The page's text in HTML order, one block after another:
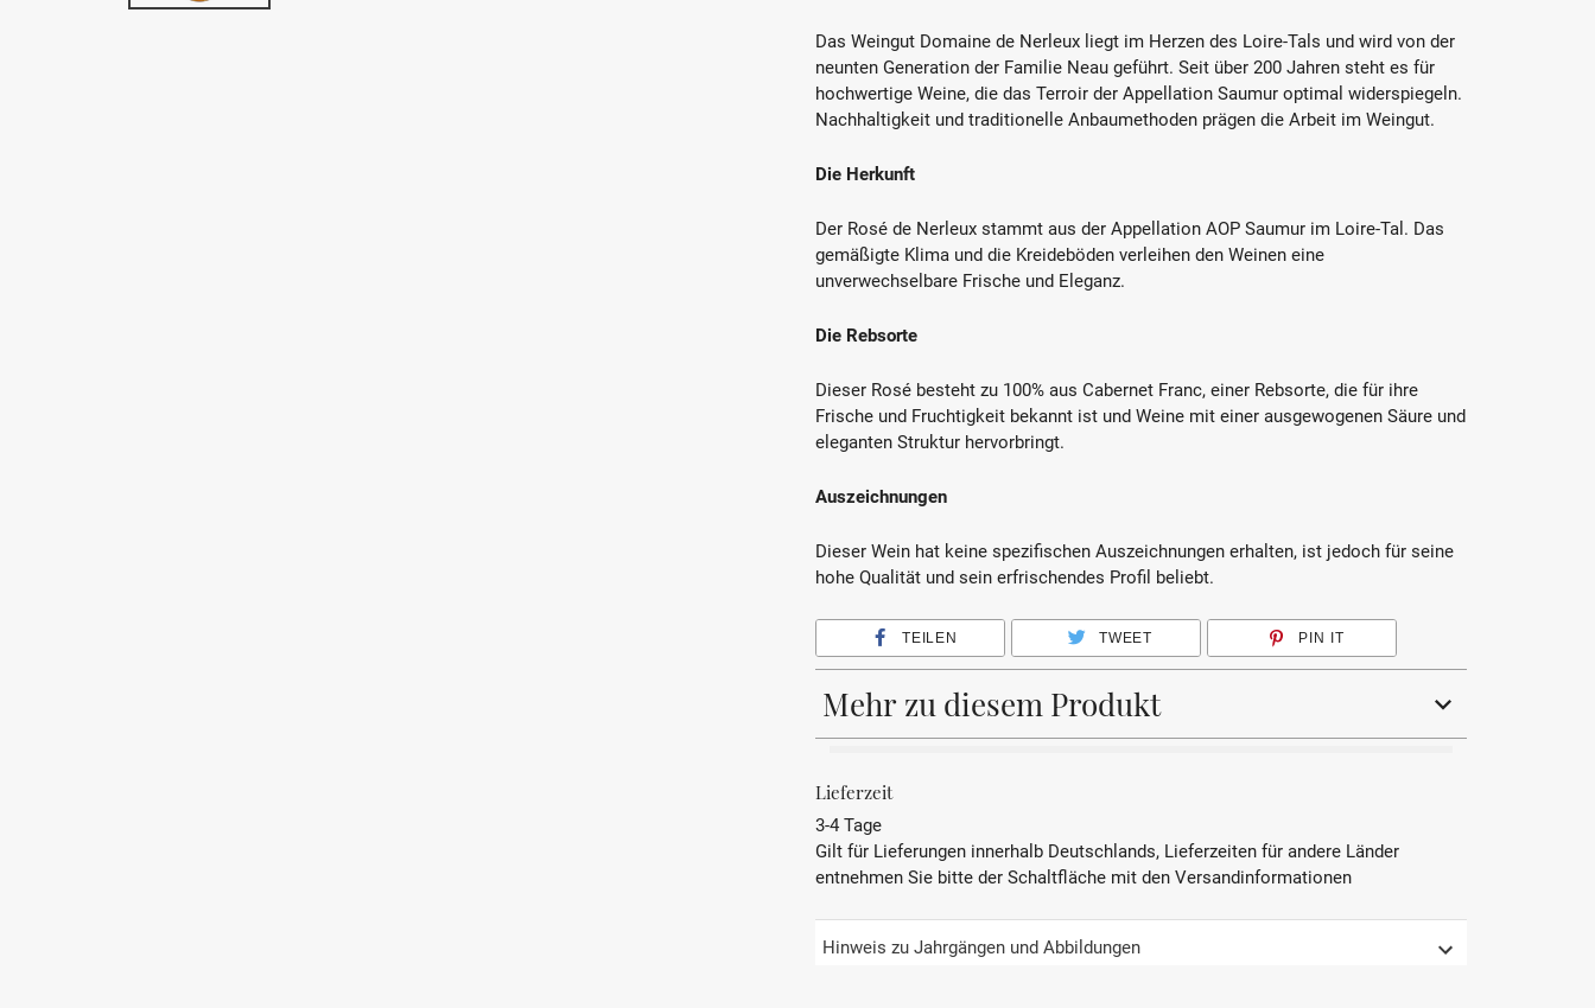
Das Weingut Domaine de Nerleux liegt im Herzen des Loire-Tals und wird von der
neunten Generation der Familie Neau geführt. Seit über 200 Jahren steht es für
hochwertige Weine, die das Terroir der Appellation Saumur optimal widerspiegeln.
Nachhaltigkeit und traditionelle Anbaumethoden prägen die Arbeit im Weingut.
Die Herkunft
Der Rosé de Nerleux stammt aus der Appellation AOP Saumur im Loire-Tal. Das
gemäßigte Klima und die Kreideböden verleihen den Weinen eine
unverwechselbare Frische und Eleganz.
Die Rebsorte
Dieser Rosé besteht zu 100% aus Cabernet Franc, einer Rebsorte, die für ihre
Frische und Fruchtigkeit bekannt ist und Weine mit einer ausgewogenen Säure und
eleganten Struktur hervorbringt.
Auszeichnungen
Dieser Wein hat keine spezifischen Auszeichnungen erhalten, ist jedoch für seine
hohe Qualität und sein erfrischendes Profil beliebt.
TEILEN TWEET PIN IT
Mehr zu diesem Produkt
REBSORTE
JAHRGANG 2024
PRÄDIKAT AOP
Lieferzeit
3-4 Tage
Gilt für Lieferungen innerhalb Deutschlands, Lieferzeiten für andere Länder
entnehmen Sie bitte der Schaltfläche mit den Versandinformationen
Hinweis zu Jahrgängen und Abbildungen